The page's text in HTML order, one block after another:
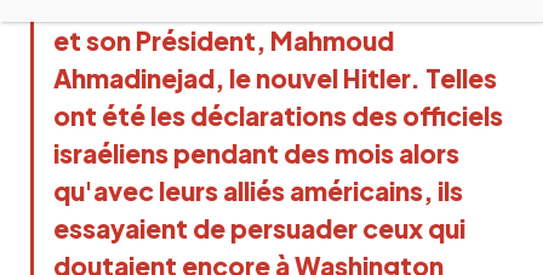
et son Président, Mahmoud
Ahmadinejad, le nouvel Hitler. Telles
ont été les déclarations des officiels
israéliens pendant des mois alors
qu'avec leurs alliés américains, ils
essayaient de persuader ceux qui
doutaient encore à Washington